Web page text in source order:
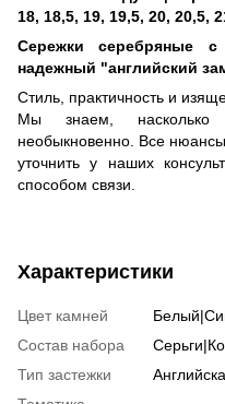
18, 18,5, 19, 19,5, 20, 20,5,
Сережки серебряные
надежный "английский
Стиль, практичность и
Мы знаем,
необыкновенно. Все
уточнить у наших
способом связи.
Характеристики
Цвет камней
Состав набора
Тип застежки